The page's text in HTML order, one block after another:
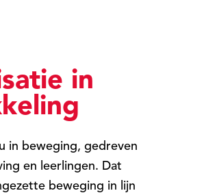
in
in beweging, gedreven
en leerlingen. Dat
beweging in lijn